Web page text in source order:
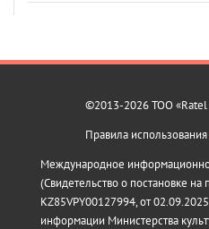
©2013-2026 ТОО «Ratel
Правила использования
Международное
(Свидетельство о постановке
KZ85VPY00127994, от
информации Министерства